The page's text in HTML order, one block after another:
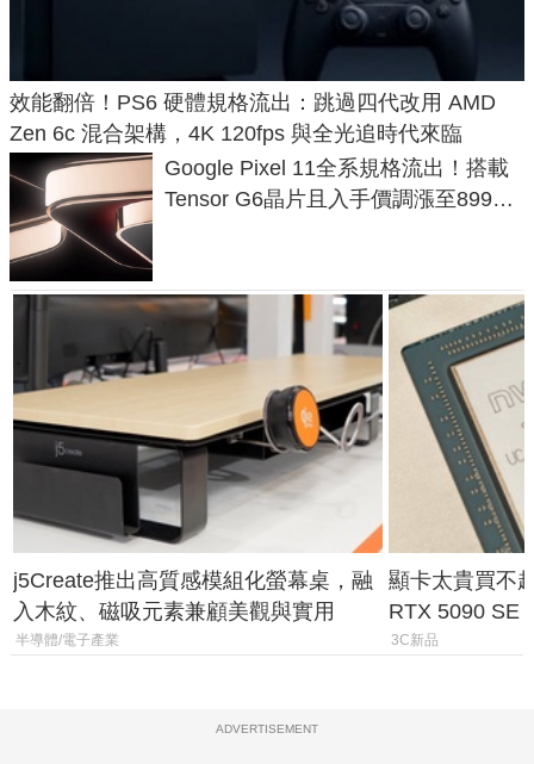
效能翻倍！PS6 硬體規格流出：跳過四代改用 AMD
Zen 6c 混合架構，4K 120fps 與全光追時代來臨
Google Pixel 11全系規格流出！搭載
Tensor G6晶片且入手價調漲至899美
j5Create推出高質感模組化螢幕桌，融
入木紋、磁吸元素兼顧美觀與實用
半導體/電子產業
顯卡太貴買不
RTX 5090 SE
體
3C新品
ADVERTISEMENT